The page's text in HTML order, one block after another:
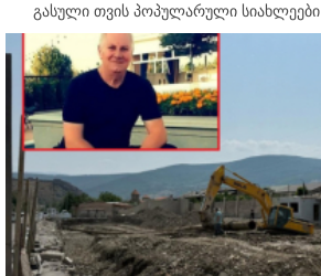
გასული თვის პოპულარული სიახლეები